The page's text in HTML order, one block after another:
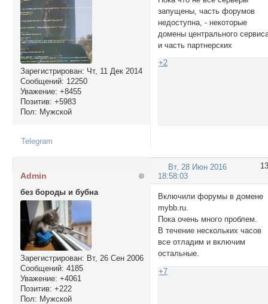
Зарегистрирован: Чт, 11 Дек 2014
Сообщений: 12250
Уважение: +8455
Позитив: +5983
Пол: Мужской
запущены, часть форумов
недоступна, - некоторые
домены центрального
и часть партнерских
+2
Telegram
13
Вт, 28 Июн 2016
18:58:03
Admin
без бороды и бубна
Зарегистрирован: Вт, 26 Сен 2006
Сообщений: 4185
Уважение: +4061
Позитив: +222
Пол: Мужской
Включили форумы в домене
mybb.ru.
Пока очень много проблем.
В течение нескольких часов
все отладим и включим
остальные.
+7